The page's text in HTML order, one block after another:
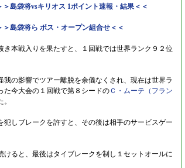
＞島袋将vsキリオス 1ポイント速報・結果＜＜
＞島袋将ら ボス・オープン組合せ＜＜
本戦入りを果たすと、１回戦では世界ランク９２位
の影響でツアー離脱を余儀なくされ、現在は世界ラ
た今大会の１回戦で第８シードのＣ・ムーテ（フラン
しブレークを許すと、その後は相手のサービスゲー
ると、最後はタイブレークを制し１セットオールに